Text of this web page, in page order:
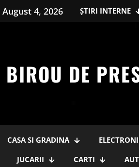
August 4, 2026 ȘTIRI INTERNE
BIROU DE
CASA SI GRADINA
JUCARII
CARTI